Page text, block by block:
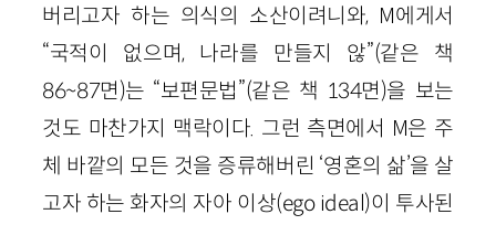
버리고자 하는 의식의 소산이려니와, M에게서
“국적이 없으며, 나라를 만들지 않”(같은 책
86~87면)는 “보편문법”(같은 책 134면)을 보는
것도 마찬가지 맥락이다. 그런 측면에서 M은 주
체 바깥의 모든 것을 증류해버린 ‘영혼의 삶’을 살
고자 하는 화자의 자아 이상(ego ideal)이 투사된